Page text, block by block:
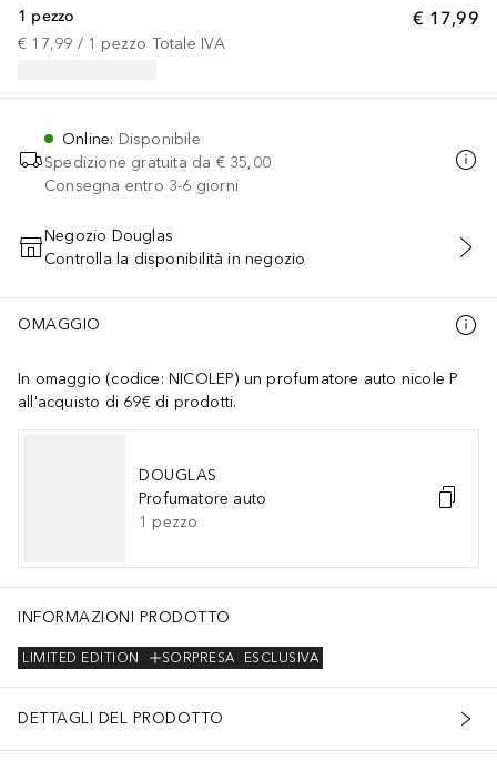
€ 17,99
1 pezzo
€ 17,99 / 1 pezzo Totale IVA
Online: Disponibile
Spedizione gratuita da € 35,00
Consegna entro 3-6 giorni
AGGIUNGI AL CARRELLO
Negozio Douglas
Controlla la disponibilità in negozio
OMAGGIO
In omaggio (codice: NICOLEP) un profumatore auto nicole P
all'acquisto di 69€ di prodotti.
DOUGLAS
Profumatore auto
1 pezzo
INFORMAZIONI PRODOTTO
ESCLUSIVA
SORPRESA
LIMITED EDITION
DETTAGLI DEL PRODOTTO